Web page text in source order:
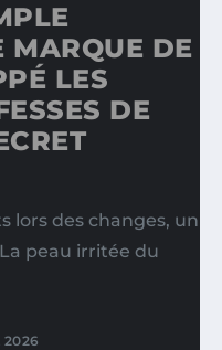
MARQUE DE
LES
DE
lors des changes, un
peau irritée du
2026